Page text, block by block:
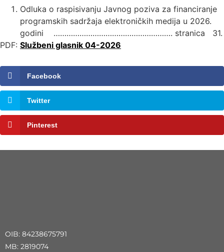
Odluka o raspisivanju Javnog poziva za financiranje
programskih sadržaja elektroničkih medija u 2026.
godini ………………………………………………. stranica 31.
PDF: Službeni glasnik 04-2026
Facebook
Twitter
Pinterest
OIB: 84238675791
MB: 2819074